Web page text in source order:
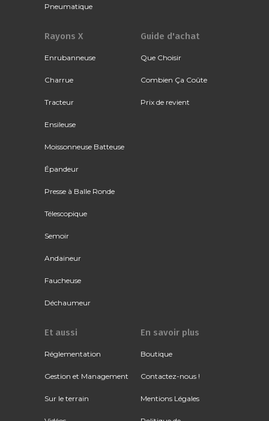
Pneumatique
Rayons X
Enrubanneuse
Charrue
Tracteur
Ensileuse
Moissonneuse Batteuse
Épandeur
Presse à Balle Ronde
Télescopique
Semoir
Andaineur
Faucheuse
Déchaumeur
Guide d'achat
Que Choisir
Combien Ça Coûte
Prix de revient
Et aussi
Réglementation
Gestion et Management
Sur le terrain
En savoir plus
Boutique
Contactez-nous !
Mentions Légales